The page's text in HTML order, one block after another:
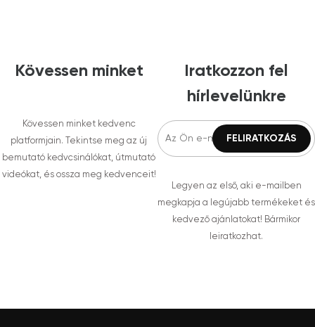
Kövessen minket
Kövessen minket kedvenc
platformjain. Tekintse meg az új
bemutató kedvcsinálókat, útmutató
videókat, és ossza meg kedvenceit!
Iratkozzon fel
hírlevelünkre
Legyen az első, aki e-mailben
megkapja a legújabb termékeket és
kedvező ajánlatokat! Bármikor
leiratkozhat.